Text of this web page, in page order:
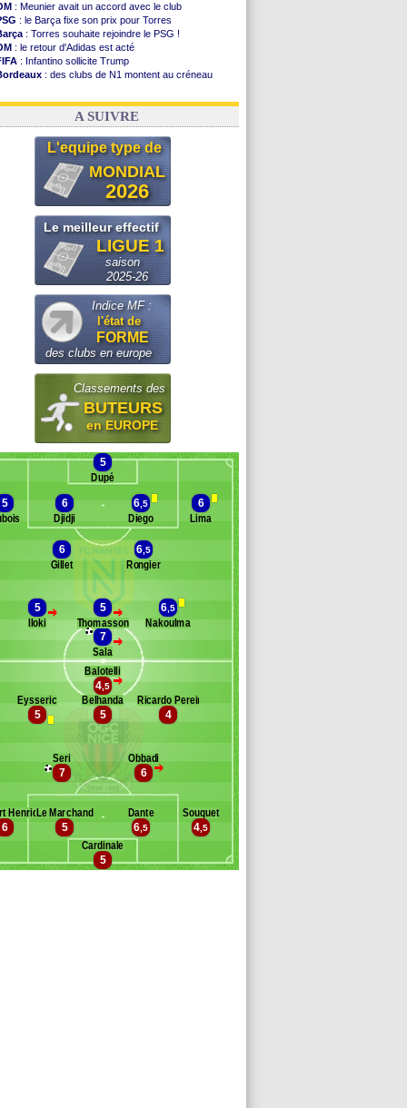
: Meunier avait un accord avec le club
: le Barça fixe son prix pour Torres
: Torres souhaite rejoindre le PSG !
: le retour d'Adidas est acté
: Infantino sollicite Trump
: des clubs de N1 montent au créneau
: le démenti de Leipzig pour Diomandé
A SUIVRE
L'equipe type de
MONDIAL
2026
Le meilleur effectif
LIGUE 1
saison
2025-26
Indice MF :
l'état de
FORME
des clubs en europe
Classements des
BUTEURS
en EUROPE
Banc des remplaçants
Banc des remplaçants
Bihan
5
Dupé
5
6
Djidji
6 ,5
Diego
6
Lima
6
Gillet
6 ,5
Rongier
>
5
Iloki
>
5
Thomasson
6 ,5
Nakoulma
>
7
Sala
5
Cardinale
4 ,5
Souquet
6 ,5
Dante
5
Le Marchand
6
Henrique
>
6
Obbadi
7
Seri
4
Ricardo Pereira
5
Belhanda
5
Eysseric
>
4 ,5
Balotelli